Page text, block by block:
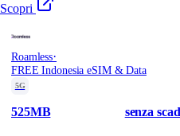
Scopri
Roamless·
FREE Indonesia eSIM & Data
5G
525MB senza